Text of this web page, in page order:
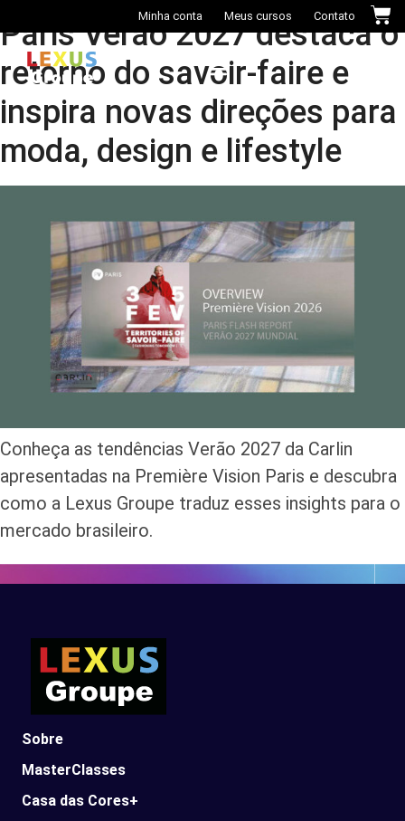
Minha conta Meus cursos Contato
Paris Verão 2027 destaca o
retorno do savoir-faire e
inspira novas direções para
moda, design e lifestyle
Conheça as tendências Verão 2027 da Carlin
apresentadas na Première Vision Paris e descubra
como a Lexus Groupe traduz esses insights para o
mercado brasileiro.
Sobre
MasterClasses
Casa das Cores+